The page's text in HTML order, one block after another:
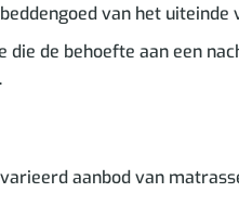
van het
de behoefte aan een
aanbod van